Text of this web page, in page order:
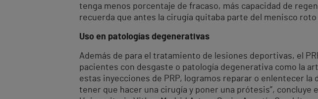
tenga menos porcentaje de fracaso, más capacidad de
recuerda que antes la cirugía quitaba parte del menisco
Uso en patologías degenerativas
Además de para el tratamiento de lesiones deportivas, el
pacientes con desgaste o patología degenerativa como la
estas inyecciones de PRP, logramos reparar o enlentecer
tener que hacer una cirugía y poner una prótesis”,